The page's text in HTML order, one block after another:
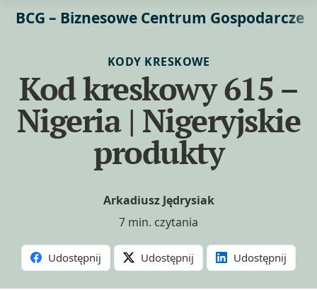
BCG – Biznesowe Centrum Gospodarcze
KODY KRESKOWE
Kod kreskowy 615 –
Nigeria | Nigeryjskie
produkty
Arkadiusz Jędrysiak
7 min. czytania
Udostępnij Udostępnij Udostępnij